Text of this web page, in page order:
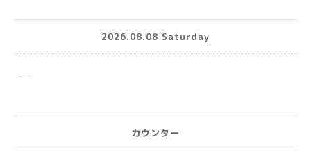
2026.08.08 Saturday
カウンター